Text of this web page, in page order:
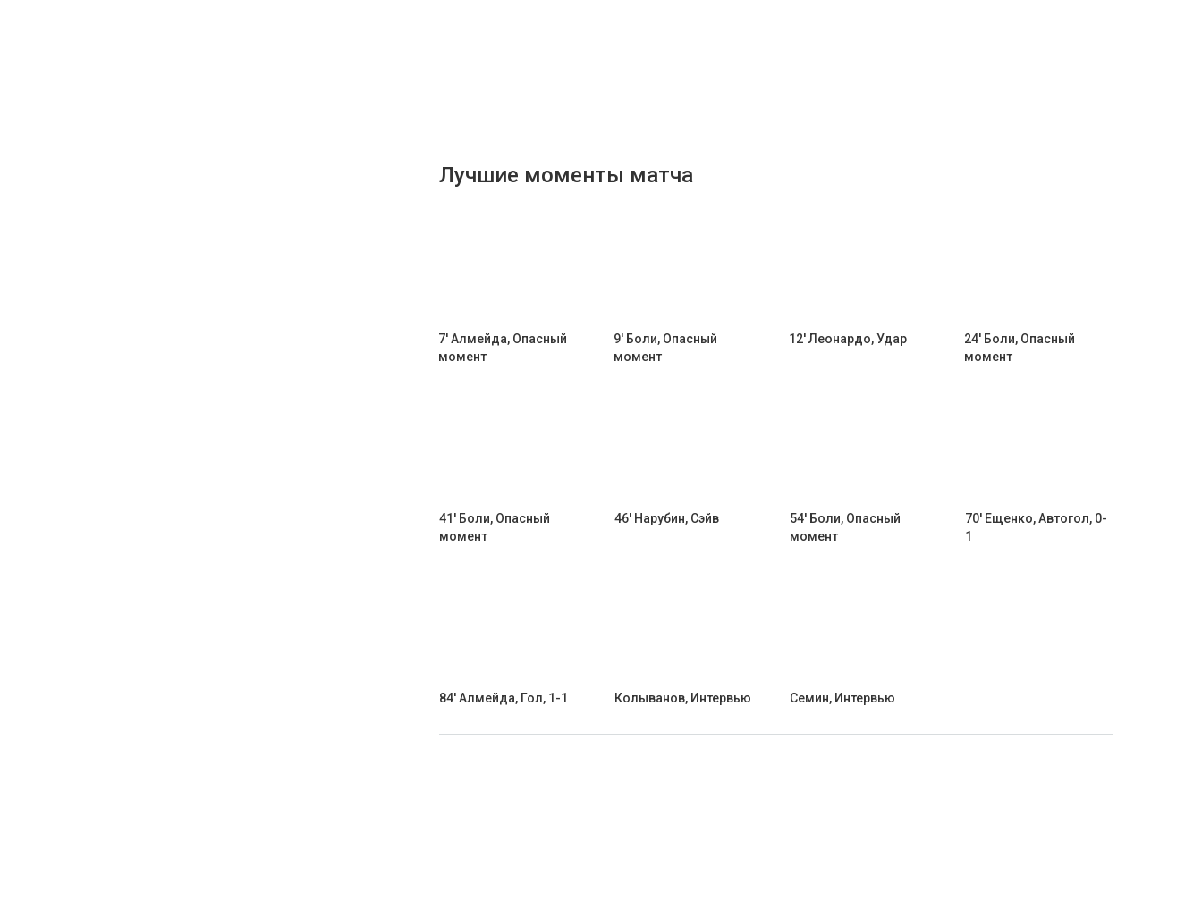
Лучшие моменты матча
7' Алмейда, Опасный
момент
9' Боли, Опасный
момент
12' Леонардо, Удар
24' Боли, Опасный
момент
41' Боли, Опасный
момент
46' Нарубин, Сэйв
54' Боли, Опасный
момент
70' Ещенко, Автогол, 0-
1
84' Алмейда, Гол, 1-1 Колыванов, Интервью Семин, Интервью